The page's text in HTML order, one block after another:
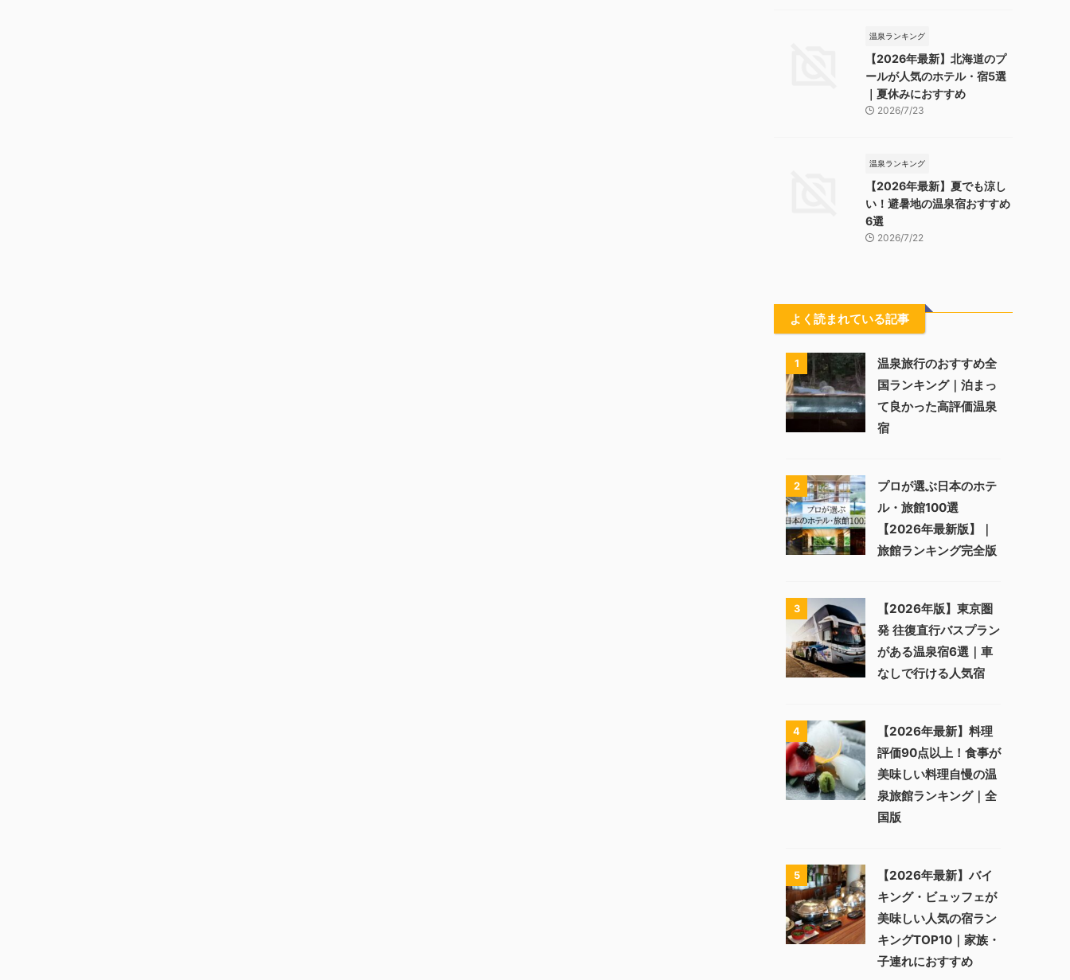
温泉ランキング
【2026年最新】北海道のプ
ールが人気のホテル・宿5選
｜夏休みにおすすめ
2026/7/23
温泉ランキング
【2026年最新】夏でも涼し
い！避暑地の温泉宿おすすめ
6選
2026/7/22
よく読まれている記事
1
温泉旅行のおすすめ全
国ランキング｜泊まっ
て良かった高評価温泉
宿
2
プロが選ぶ日本のホテ
ル・旅館100選
【2026年最新版】｜
旅館ランキング完全版
3
【2026年版】東京圏
発 往復直行バスプラン
がある温泉宿6選｜車
なしで行ける人気宿
4
【2026年最新】料理
評価90点以上！食事が
美味しい料理自慢の温
泉旅館ランキング｜全
国版
5
【2026年最新】バイ
キング・ビュッフェが
美味しい人気の宿ラン
キングTOP10｜家族・
子連れにおすすめ